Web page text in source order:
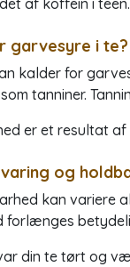
garvesyre i te?
kalder for
tanniner.
er et resultat
og
kan variere
forlænges
din te tørt og